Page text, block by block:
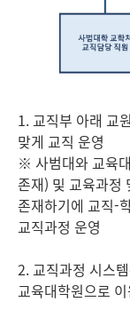
1. 교직부 아래 교
맞게 교직 운영
※ 사범대와 교육
존재) 및 교육과정
존재하기에 교직-
교직과정 운영
2. 교직과정 시스
교육대학원으로